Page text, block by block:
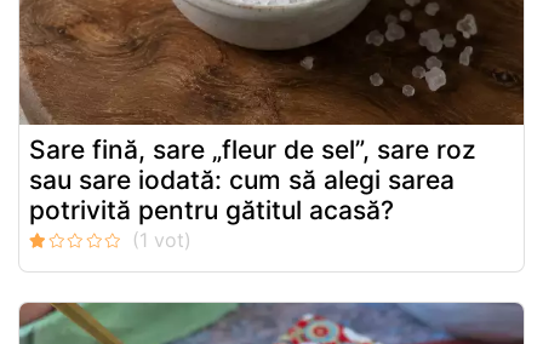
Sare fină, sare „fleur de sel”, sare roz
sau sare iodată: cum să alegi sarea
potrivită pentru gătitul acasă?